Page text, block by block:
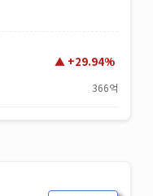
+29.94%
366억